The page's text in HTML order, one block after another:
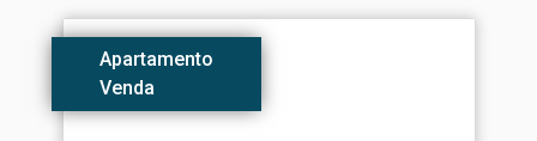
Apartamento
Venda